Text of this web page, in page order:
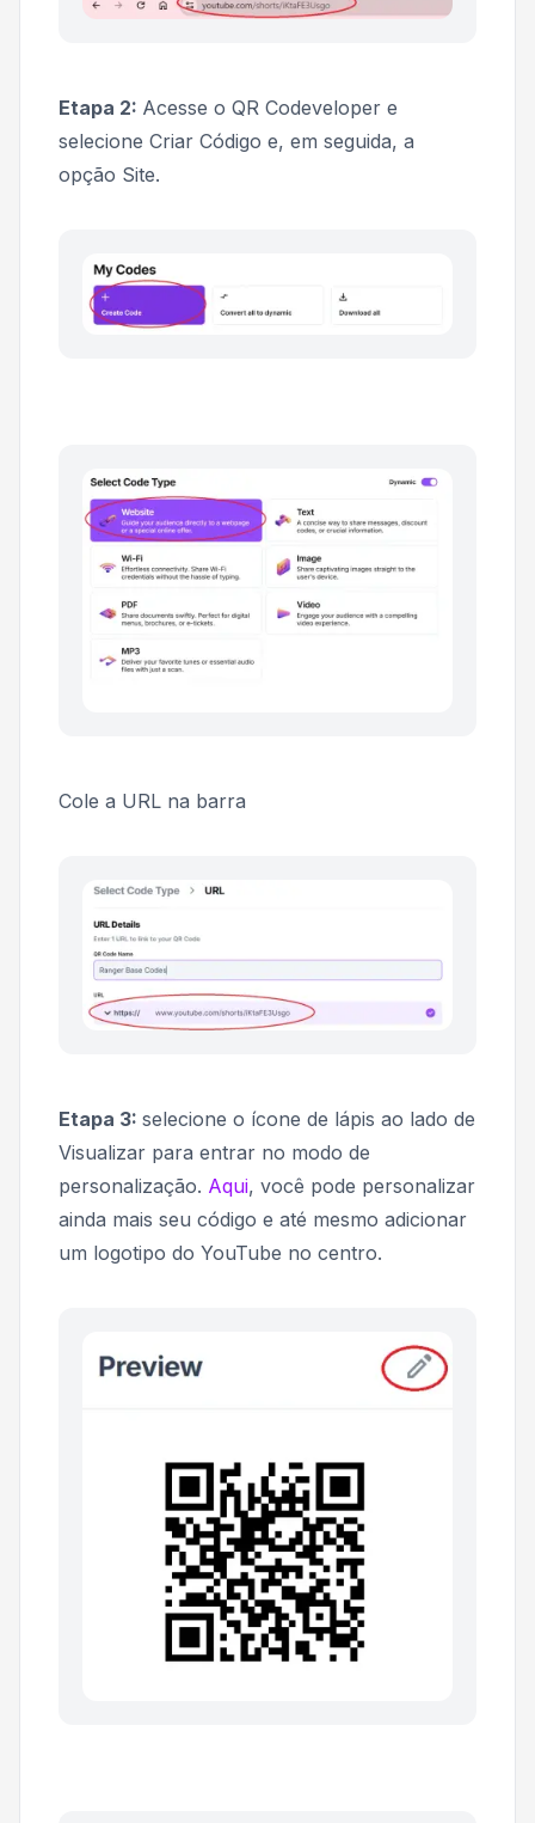
Etapa 2: Acesse o QR Codeveloper e
selecione Criar Código e, em seguida, a
opção Site.
Cole a URL na barra
Etapa 3: selecione o ícone de lápis ao lado de
Visualizar para entrar no modo de
personalização. Aqui, você pode personalizar
ainda mais seu código e até mesmo adicionar
um logotipo do YouTube no centro.